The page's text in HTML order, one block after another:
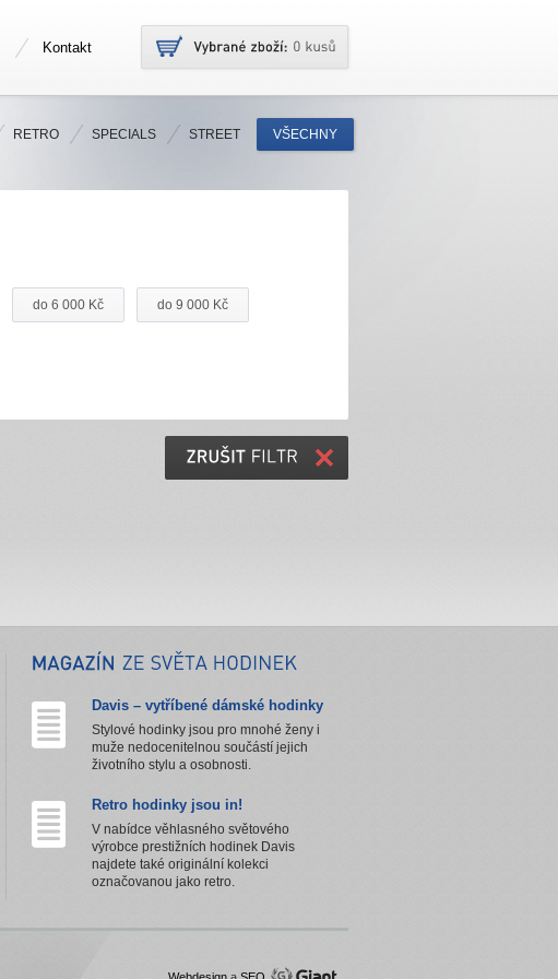
Kontakt
do 6 000 Kč do 9 000 Kč
RETRO SPECIALS STREET VŠECHNY
Davis – vytříbené dámské hodinky
Stylové hodinky jsou pro mnohé ženy i
muže nedocenitelnou součástí jejich
životního stylu a osobnosti.
Retro hodinky jsou in!
V nabídce věhlasného světového
výrobce prestižních hodinek Davis
najdete také originální kolekci
označovanou jako retro.